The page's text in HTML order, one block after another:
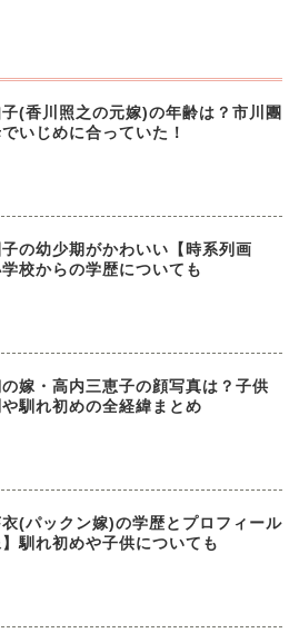
(香川照之の元嫁)の年齢は？市川團
いじめに合っていた！
の幼少期がかわいい【時系列画
校からの学歴についても
嫁・高内三恵子の顔写真は？子供
馴れ初めの全経緯まとめ
(パックン嫁)の学歴とプロフィール
】馴れ初めや子供についても